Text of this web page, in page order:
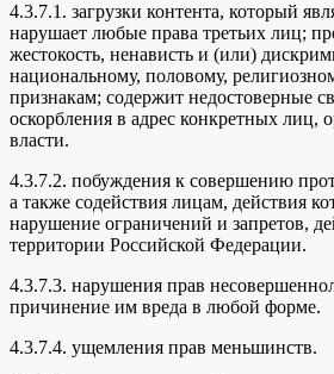
4.3.7.1. загрузки контента, который
нарушает любые права третьих лиц;
жестокость, ненависть и (или)
национальному, половому,
признакам; содержит недостоверные
оскорбления в адрес конкретных лиц,
власти.
4.3.7.2. побуждения к совершению
а также содействия лицам, действия
нарушение ограничений и запретов,
территории Российской Федерации.
4.3.7.3. нарушения прав
причинение им вреда в любой форме.
4.3.7.4. ущемления прав меньшинств.